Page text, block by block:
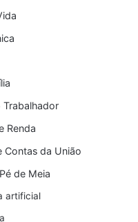
Trabalhador
Renda
Contas da União
de Meia
artificial